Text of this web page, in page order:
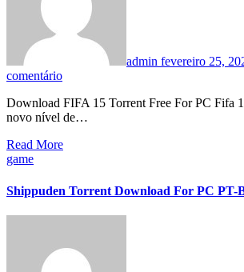
admin fevereiro 25,
comentário
Download FIFA 15 Torrent Free For PC Fifa 15 Torrent oferece um
novo nível de…
Read More
game
Shippuden Torrent Download For PC PT-